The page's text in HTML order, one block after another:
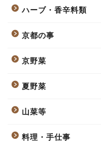
ハーブ・香辛料類
京都の事
京野菜
夏野菜
山菜等
料理・手仕事